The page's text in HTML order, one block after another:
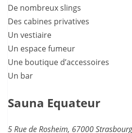
De nombreux slings
Des cabines privatives
Un vestiaire
Un espace fumeur
Une boutique d’accessoires
Un bar
Sauna Equateur
5 Rue de Rosheim, 67000